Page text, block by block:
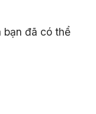
bạn đã có thể